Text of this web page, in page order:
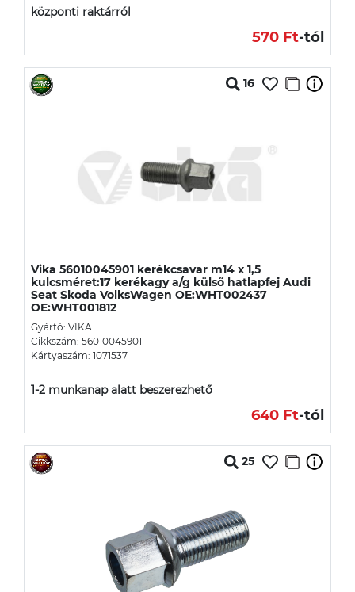
központi raktárról
570 Ft-tól
16
Vika 56010045901 kerékcsavar m14 x 1,5
kulcsméret:17 kerékagy a/g külső hatlapfej Audi
Seat Skoda VolksWagen OE:WHT002437
OE:WHT001812
Gyártó: VIKA
Cikkszám: 56010045901
Kártyaszám: 1071537
1-2 munkanap alatt beszerezhető
640 Ft-tól
25